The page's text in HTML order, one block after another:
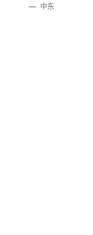
— 中东